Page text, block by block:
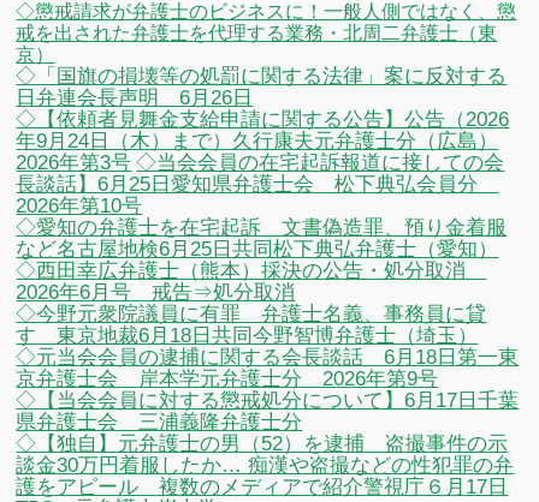
◇懲戒請求が弁護士のビジネスに！一般人側ではなく、懲
戒を出された弁護士を代理する業務・北周二弁護士（東
京）
◇「国旗の損壊等の処罰に関する法律」案に反対する
日弁連会長声明 6月26日
◇【依頼者見舞金支給申請に関する公告】公告（2026
年9月24日（木）まで）久行康夫元弁護士分（広島）
2026年第3号 ◇当会会員の在宅起訴報道に接しての会
長談話】6月25日愛知県弁護士会 松下典弘会員分
2026年第10号
◇愛知の弁護士を在宅起訴 文書偽造罪、預り金着服
など名古屋地検6月25日共同松下典弘弁護士（愛知）
◇西田幸広弁護士（熊本）採決の公告・処分取消
2026年6月号 戒告⇒処分取消
◇今野元衆院議員に有罪 弁護士名義、事務員に貸
す 東京地裁6月18日共同今野智博弁護士（埼玉）
◇元当会会員の逮捕に関する会長談話 6月18日第一東
京弁護士会 岸本学元弁護士分 2026年第9号
◇【当会会員に対する懲戒処分について】6月17日千葉
県弁護士会 三浦義隆弁護士分
◇【独自】元弁護士の男（52）を逮捕 盗撮事件の示
談金30万円着服したか… 痴漢や盗撮などの性犯罪の弁
護をアピール 複数のメディアで紹介警視庁６月17日